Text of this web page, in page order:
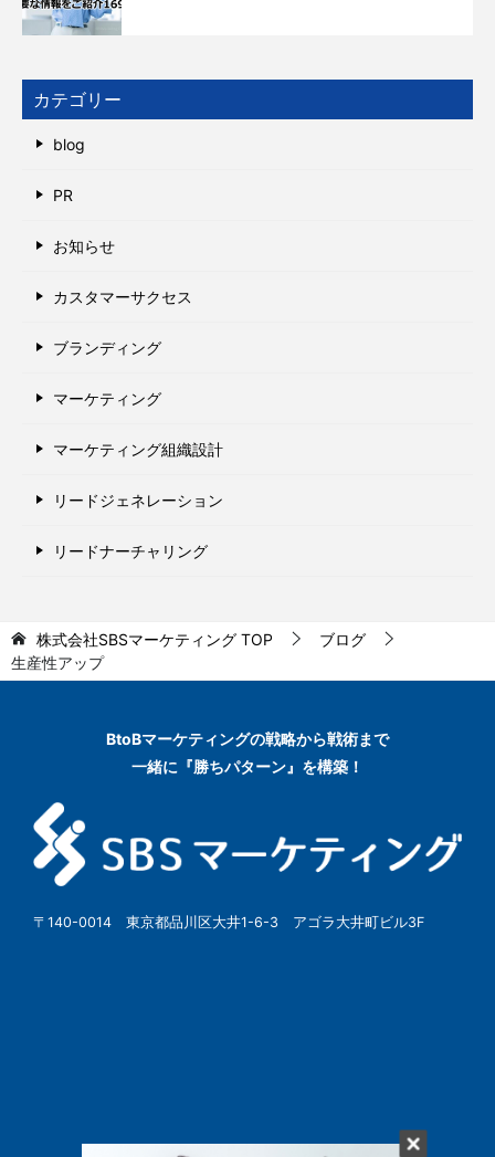
カテゴリー
blog
PR
お知らせ
カスタマーサクセス
ブランディング
マーケティング
マーケティング組織設計
リードジェネレーション
リードナーチャリング
株式会社SBSマーケティング TOP
ブログ
生産性アップ
BtoBマーケティングの戦略から戦術まで
一緒に『勝ちパターン』を構築！
〒140-0014 東京都品川区大井1-6-3 アゴラ大井町ビル3F